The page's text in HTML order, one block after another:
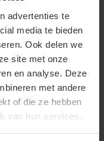
advertenties te
media te bieden
Ook delen we
site met onze
en analyse. Deze
met andere
of die ze hebben
van hun services.
(MW)